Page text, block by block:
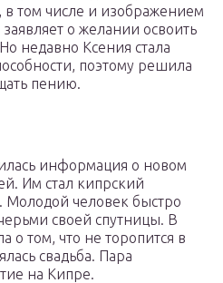
в том числе и изображением
о желании освоить
недавно Ксения стала
поэтому решила
пению.
информация о новом
Им стал кипрский
Молодой человек быстро
своей спутницы. В
о том, что не торопится в
свадьба. Пара
на Кипре.